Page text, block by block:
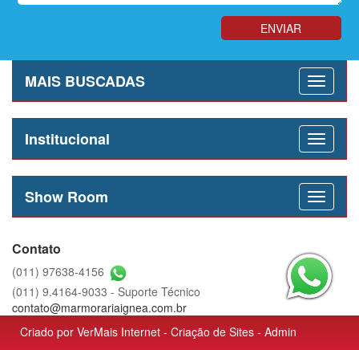
MAIS BUSCADAS
Institucional
Show Room
Contato
(011) 97638-4156
(011) 9.4164-9033 - Suporte Técnico
contato@marmorariaignea.com.br
Criado por VerMais Internet - Criação de Sites - Admin